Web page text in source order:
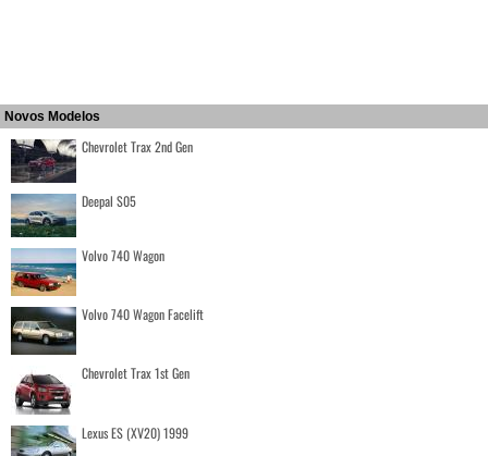
Novos Modelos
Chevrolet Trax 2nd Gen
Deepal S05
Volvo 740 Wagon
Volvo 740 Wagon Facelift
Chevrolet Trax 1st Gen
Lexus ES (XV20) 1999